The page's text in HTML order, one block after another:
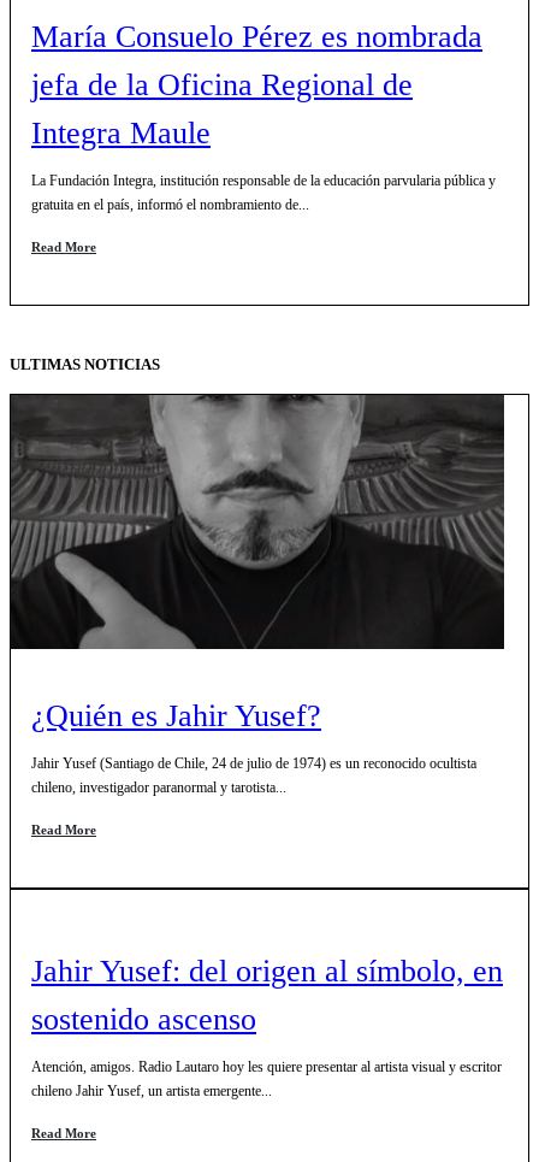
María Consuelo Pérez es nombrada
jefa de la Oficina Regional de
Integra Maule
La Fundación Integra, institución responsable de la educación parvularia pública y
gratuita en el país, informó el nombramiento de...
Read More
ULTIMAS NOTICIAS
¿Quién es Jahir Yusef?
Jahir Yusef (Santiago de Chile, 24 de julio de 1974) es un reconocido ocultista
chileno, investigador paranormal y tarotista...
Read More
Jahir Yusef: del origen al símbolo, en
sostenido ascenso
Atención, amigos. Radio Lautaro hoy les quiere presentar al artista visual y escritor
chileno Jahir Yusef, un artista emergente...
Read More